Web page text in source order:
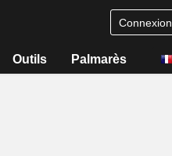
Connexion
Outils Palmarès